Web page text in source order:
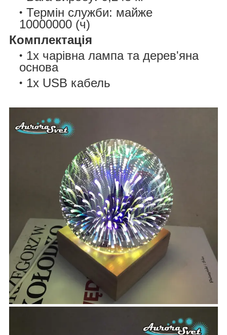
Термін служби: майже
10000000 (ч)
Комплектація
1x чарівна лампа та дерев'яна
основа
1x USB кабель